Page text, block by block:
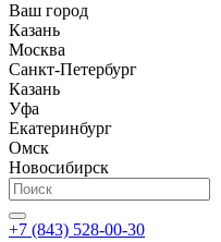
Ваш город
Казань
Москва
Санкт-Петербург
Казань
Уфа
Екатеринбург
Омск
Новосибирск
+7 (843) 528-00-30